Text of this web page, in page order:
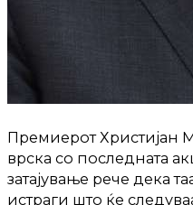
Премиерот Христијан
врска со последната
затајување рече дека
истраги што ќе